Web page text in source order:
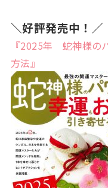
＼好評発売中！／
『2025年 蛇神様の
方法』